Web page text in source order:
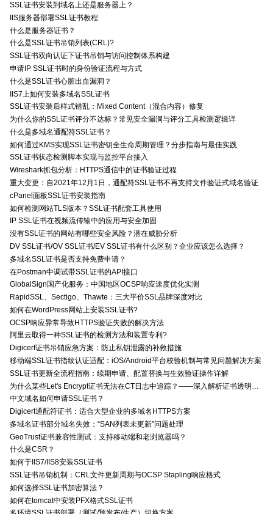
SSL证书安装到域名上还是服务器上？
IIS服务器部署SSL证书教程
什么是服务器证书？
什么是SSL证书吊销列表(CRL)?
SSL证书双向认证下证书吊销与访问控制体系构建
申请IP SSL证书时的身份验证流程与方式
什么是SSL证书心脏出血漏洞？
IIS7上如何安装多域名SSL证书
SSL证书安装后样式错乱：Mixed Content（混合内容）修复
为什么你的SSL证书评分不达标？常见安全漏洞与评分工具检测逻辑详
什么是多域名通配符SSL证书？
如何通过KMS实现SSL证书密钥全生命周期管理？分步指南与最佳实践
SSL证书状态检测脚本实现与监控平台接入
Wireshark抓包分析：HTTPS通信中的证书验证过程
重大变更：自2021年12月1日，通配符SSL证书不再支持文件验证式域名验证
cPanel面板SSL证书安装指南
如何检测网站TLS版本？SSL证书配套工具使用
IP SSL证书在视频流传输中的应用与安全加固
没有SSL证书的网站有哪些安全风险？潜在威胁分析
DV SSL证书/OV SSL证书/EV SSL证书有什么区别？企业应该怎么选择？
多域名SSL证书是否支持免费申请？
在Postman中调试带SSL证书的API接口
GlobalSign国产化服务：中国地区OCSP响应速度优化实测
RapidSSL、Sectigo、Thawte：三大平价SSL品牌深度对比
如何在WordPress网站上安装SSL证书?
OCSP响应异常导致HTTPS验证失败的解决方法
阿里云取得一种SSL证书的检测方法和装置专利?
Digicert证书吊销应急方案：防止私钥泄露的补救措施
移动端SSL证书指纹认证适配：iOS/Android平台校验机制与常见问题解决方案
SSL证书更新全流程指南：续期申请、配置替换与生效验证操作详解
中文域名如何申请SSL证书？
Digicert通配符证书：适合大型企业的多域名HTTPS方案
多域名证书部分域名失效：“SAN列表未更新”问题处理
GeoTrust证书兼容性测试：支持移动端和老浏览器吗？
什么是CSR？
如何于IIS7/IIS8安装SSL证书
SSL证书吊销机制：CRL文件更新周期与OCSP Stapling响应格式
如何选择SSL证书加密算法？
如何在tomcat中安装PFX格式SSL证书